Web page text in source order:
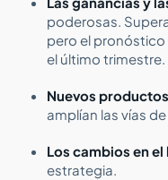
poderosas.
pero el
el último trimestre.
Nuevos
amplían las vías
Los cambios en
estrategia.